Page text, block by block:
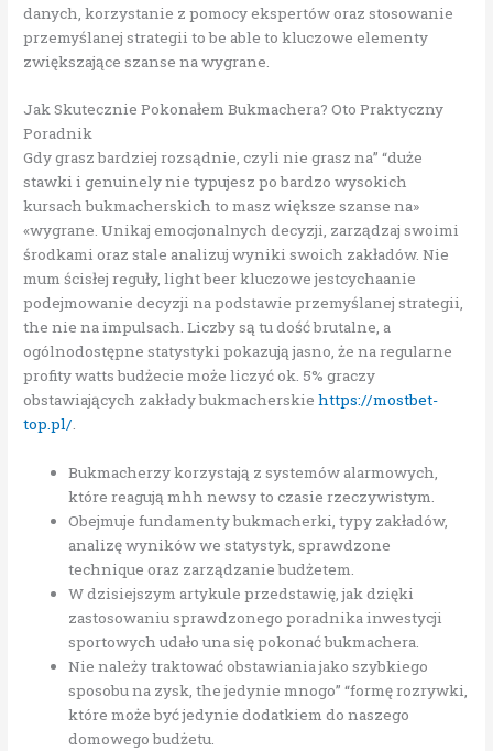
danych, korzystanie z pomocy ekspertów oraz stosowanie
przemyślanej strategii to be able to kluczowe elementy
zwiększające szanse na wygrane.
Jak Skutecznie Pokonałem Bukmachera? Oto Praktyczny
Poradnik
Gdy grasz bardziej rozsądnie, czyli nie grasz na” “duże
stawki i genuinely nie typujesz po bardzo wysokich
kursach bukmacherskich to masz większe szanse na»
«wygrane. Unikaj emocjonalnych decyzji, zarządzaj swoimi
środkami oraz stale analizuj wyniki swoich zakładów. Nie
mum ścisłej reguły, light beer kluczowe jestcychaanie
podejmowanie decyzji na podstawie przemyślanej strategii,
the nie na impulsach. Liczby są tu dość brutalne, a
ogólnodostępne statystyki pokazują jasno, że na regularne
profity watts budżecie może liczyć ok. 5% graczy
obstawiających zakłady bukmacherskiehttps://mostbet-
top.pl/.
Bukmacherzy korzystają z systemów alarmowych,
które reagują mhh newsy to czasie rzeczywistym.
Obejmuje fundamenty bukmacherki, typy zakładów,
analizę wyników we statystyk, sprawdzone
technique oraz zarządzanie budżetem.
W dzisiejszym artykule przedstawię, jak dzięki
zastosowaniu sprawdzonego poradnika inwestycji
sportowych udało una się pokonać bukmachera.
Nie należy traktować obstawiania jako szybkiego
sposobu na zysk, the jedynie mnogo” “formę rozrywki,
które może być jedynie dodatkiem do naszego
domowego budżetu.